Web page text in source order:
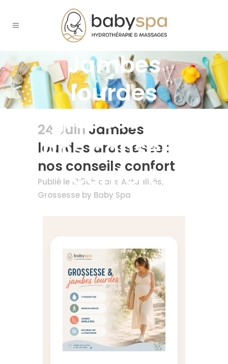
Jambes
lourdes
grossesse :
nos conseils
confort
24 Juin Jambes
lourdes grossesse :
nos conseils confort
Publié le 13:50h dans Actualités,
Grossesse by Baby Spa